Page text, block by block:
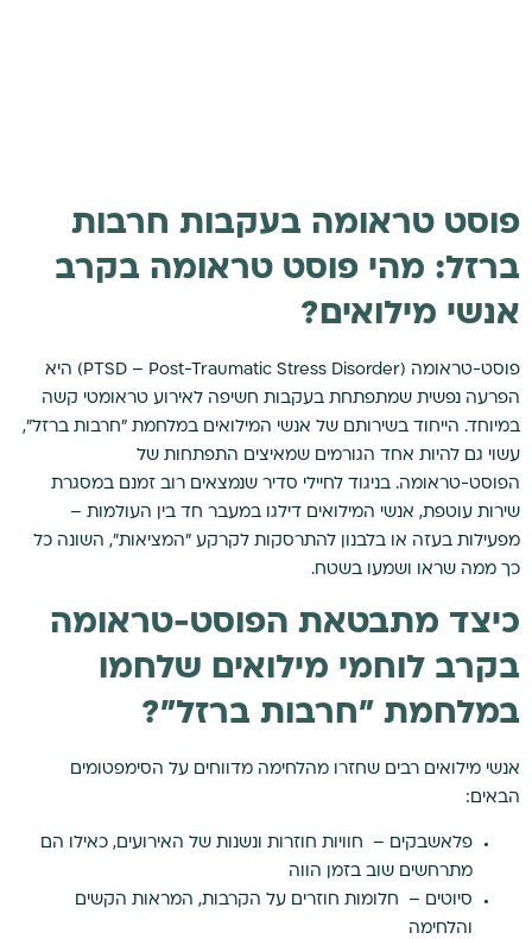
פוסט טראומה בעקבות חרבות
ברזל: מהי פוסט טראומה בקרב
אנשי מילואים?
פוסט-טראומה (PTSD – Post-Traumatic Stress Disorder) היא
הפרעה נפשית שמתפתחת בעקבות חשיפה לאירוע טראומטי קשה
במיוחד. הייחוד בשירותם של אנשי המילואים במלחמת "חרבות ברזל",
עשוי גם להיות אחד הגורמים שמאיצים התפתחות של
הפוסט-טראומה. בניגוד לחיילי סדיר שנמצאים רוב זמנם במסגרת
שירות עוטפת, אנשי המילואים דילגו במעבר חד בין העולמות –
מפעילות בעזה או בלבנון להתרסקות לקרקע "המציאות", השונה כל
כך ממה שראו ושמעו בשטח.
כיצד מתבטאת הפוסט-טראומה
בקרב לוחמי מילואים שלחמו
במלחמת "חרבות ברזל"?
אנשי מילואים רבים שחזרו מהלחימה מדווחים על הסימפטומים
הבאים:
פלאשבקים – חוויות חוזרות ונשנות של האירועים, כאילו הם
מתרחשים שוב בזמן הווה
סיוטים – חלומות חוזרים על הקרבות, המראות הקשים
והלחימה